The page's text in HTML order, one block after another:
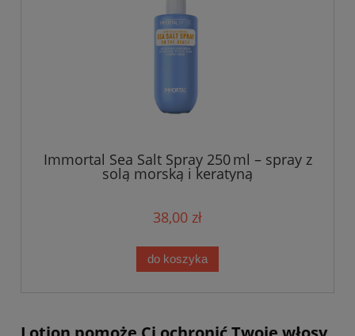
Immortal Sea Salt Spray 250 ml – spray z
solą morską i keratyną
38,00 zł
do koszyka